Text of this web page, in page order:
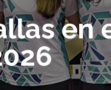
en